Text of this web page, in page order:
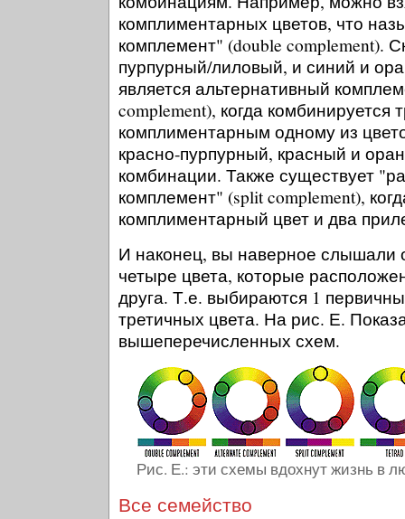
комплиментарных цветов, что
комплемент" (double complement).
пурпурный/лиловый, и синий и
является альтернативный
complement), когда комбинируется
комплиментарным одному из
красно-пурпурный, красный и
комбинации. Также существует
комплемент" (split complement),
комплиментарный цвет и два
И наконец, вы наверное слышали
четыре цвета, которые
друга. Т.е. выбираются 1
третичных цвета. На рис. Е.
вышеперечисленных схем.
Рис. Е.: эти схемы вдохнут жизнь в
Все семейство